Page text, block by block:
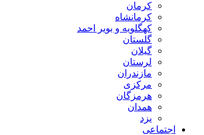
کرمان
کرمانشاه
کهگلویه و بویر احمد
گلستان
گیلان
لرستان
مازندران
مرکزی
هرمزگان
همدان
یزد
اجتماعی